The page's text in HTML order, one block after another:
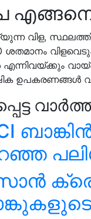
എങ്ങനെ
വിള,
ശതമാനം
ഉപകരണങ്ങള്‍